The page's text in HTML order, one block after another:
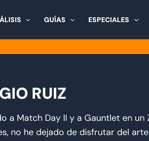
GUÍAS ESPECIALES
RUIZ
Match Day II y a Gauntlet en
no he dejado de disfrutar del